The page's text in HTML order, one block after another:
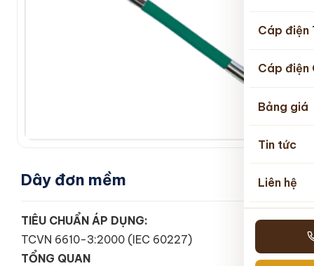
Cáp điện
Cáp điện
Bảng giá
Tin tức
Liên hệ
Dây đơn mềm
TIÊU CHUẨN ÁP DỤNG:
TCVN 6610-3:2000 (IEC 60227)
TỔNG QUAN